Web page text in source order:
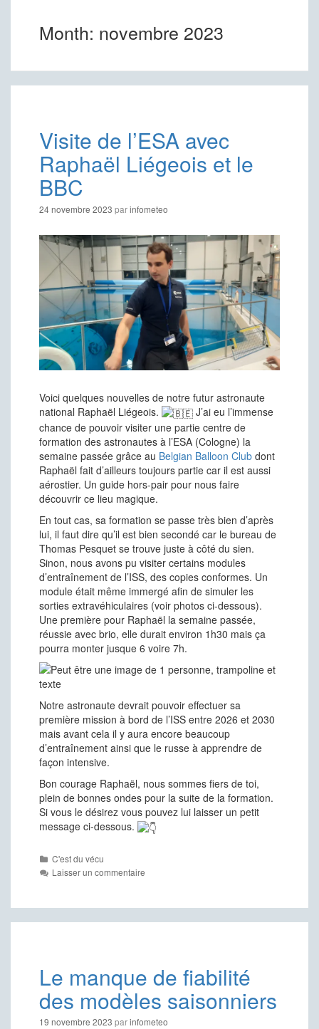
Month: novembre 2023
Visite de l’ESA avec
Raphaël Liégeois et le
BBC
24 novembre 2023 parinfometeo
Voici quelques nouvelles de notre futur astronaute
national Raphaël Liégeois.
J’ai eu l’immense
chance de pouvoir visiter une partie centre de
formation des astronautes à l’ESA (Cologne) la
semaine passée grâce au Belgian Balloon Club dont
Raphaël fait d’ailleurs toujours partie car il est aussi
aérostier. Un guide hors-pair pour nous faire
découvrir ce lieu magique.
En tout cas, sa formation se passe très bien d’après
lui, il faut dire qu’il est bien secondé car le bureau de
Thomas Pesquet se trouve juste à côté du sien.
Sinon, nous avons pu visiter certains modules
d’entraînement de l’ISS, des copies conformes. Un
module était même immergé afin de simuler les
sorties extravéhiculaires (voir photos ci-dessous).
Une première pour Raphaël la semaine passée,
réussie avec brio, elle durait environ 1h30 mais ça
pourra monter jusque 6 voire 7h.
Notre astronaute devrait pouvoir effectuer sa
première mission à bord de l’ISS entre 2026 et 2030
mais avant cela il y aura encore beaucoup
d’entraînement ainsi que le russe à apprendre de
façon intensive.
Bon courage Raphaël, nous sommes fiers de toi,
plein de bonnes ondes pour la suite de la formation.
Si vous le désirez vous pouvez lui laisser un petit
message ci-dessous.
Catégories
C'est du vécu
Laisser un commentaire
Le manque de fiabilité
des modèles saisonniers
19 novembre 2023 parinfometeo